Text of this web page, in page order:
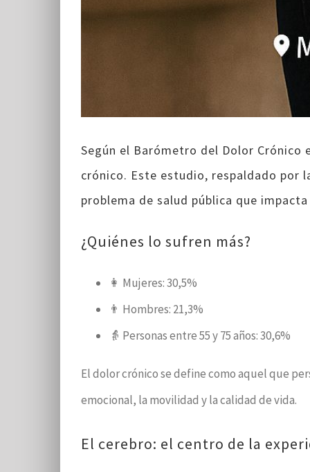
Según el Barómetro del Dolor
crónico. Este estudio, respaldado por
problema de salud pública que
¿Quiénes lo sufren más?
👩 Mujeres: 30,5%
👨 Hombres: 21,3%
👵 Personas entre 55 y 75 años: 30,6%
El dolor crónico se define como aquel que
emocional, la movilidad y la calidad de vida.
El cerebro: el centro de la